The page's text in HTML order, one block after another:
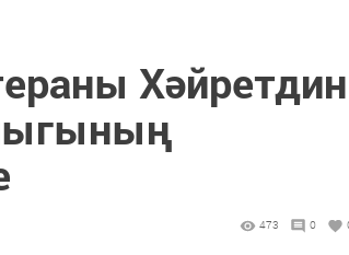
Хәйретдин
473 0